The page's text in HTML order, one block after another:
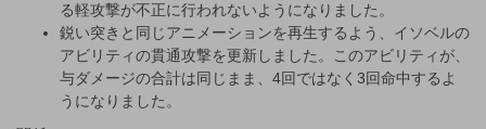
る軽攻撃が不正に行われないようになりました。
鋭い突きと同じアニメーションを再生するよう、イソベルの
アビリティの貫通攻撃を更新しました。このアビリティが、
与ダメージの合計は同じまま、4回ではなく3回命中するよ
うになりました。